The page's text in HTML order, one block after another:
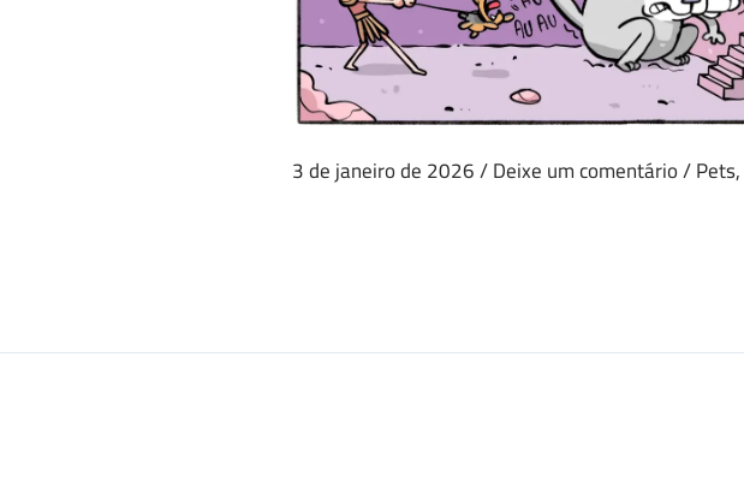
3 de janeiro de 2026/Deixe um comentário/Pets,